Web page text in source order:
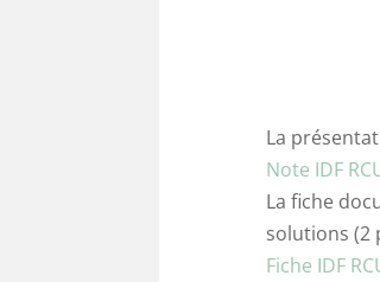
La
Note IDF
La fiche
solutions (2
Fiche IDF